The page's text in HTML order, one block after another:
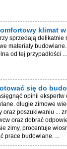
klimat
sprzedają delikatnie
materiały
od tej przypadłości ...
się do
opinii ekspertw
długie zimowe
oraz poszukiwaniu ...
oraz dobrać
zimy, procentuje
prace budowlane. ...